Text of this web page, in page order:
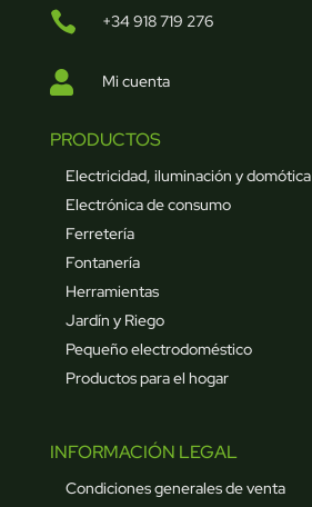
 +34 918 719 276
 Mi cuenta
PRODUCTOS
Electricidad, iluminación y domótica
Electrónica de consumo
Ferretería
Fontanería
Herramientas
Jardín y Riego
Pequeño electrodoméstico
Productos para el hogar
INFORMACIÓN LEGAL
Condiciones generales de venta